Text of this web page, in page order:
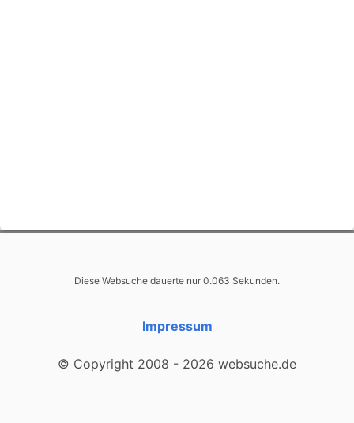
Diese Websuche dauerte nur 0.063 Sekunden.
Impressum
© Copyright 2008 - 2026 websuche.de